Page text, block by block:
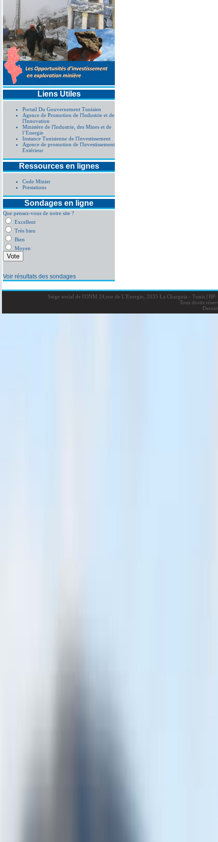
Liens Utiles
Portail Du Gouvernement Tunisien
Agence de Promotion de l'Industrie et de
l'Innovation
Ministère de l'Industrie, des Mines et de
l’Energie
Instance Tunisienne de l'Investissement
Agence de promotion de l'Investissement
Extérieur
Ressources en lignes
Code Minier
Prestations
Sondages en ligne
Que pensez-vous de notre site ?
Excellent
Très bien
Bien
Moyen
Voir résultats des sondages
Siège social de l'ONM 24,rue de L'Energie, 2035 La Charguia - Tunis |BP:
Tous droits